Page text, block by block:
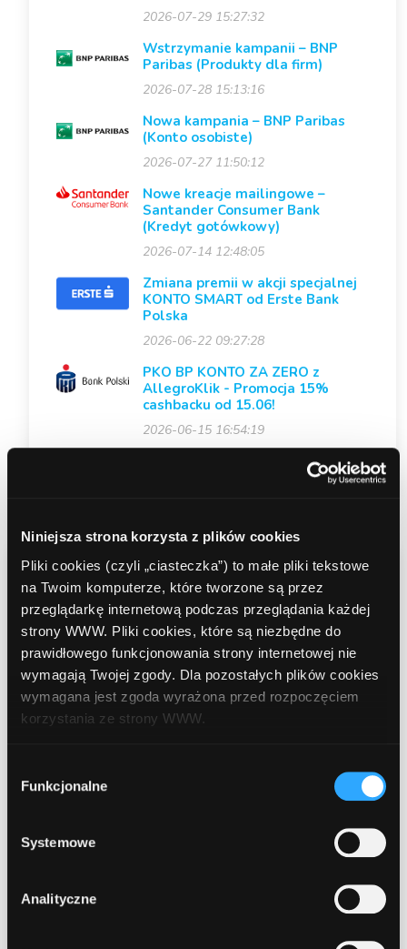
Niniejsza strona korzysta z plików cookies
Pliki cookies (czyli „ciasteczka”) to małe pliki tekstowe
na Twoim komputerze, które tworzone są przez
przeglądarkę internetową podczas przeglądania każdej
strony WWW. Pliki cookies, które są niezbędne do
prawidłowego funkcjonowania strony internetowej nie
wymagają Twojej zgody. Dla pozostałych plików cookies
wymagana jest zgoda wyrażona przed rozpoczęciem
korzystania ze strony WWW.
formy korzystania z plików cookies. Więcej:
Polityka
zgody
Funkcjonalne
Systemowe
Analityczne
2026-07-29 15:27:32
Wstrzymanie kampanii – BNP
Paribas (Produkty dla firm)
2026-07-28 15:13:16
Nowa kampania – BNP Paribas
(Konto osobiste)
2026-07-27 11:50:12
Nowe kreacje mailingowe –
Santander Consumer Bank
(Kredyt gotówkowy)
2026-07-14 12:48:05
Zmiana premii w akcji specjalnej
KONTO SMART od Erste Bank
Polska
2026-06-22 09:27:28
PKO BP KONTO ZA ZERO z
AllegroKlik - Promocja 15%
cashbacku od 15.06!
2026-06-15 16:54:19
Wznowienie kampanii!
mBank - eKonto do usług
Administracja 2025-10-08 11:01:47
Uprzejmie informujemy, że wznowiona została
kampania: